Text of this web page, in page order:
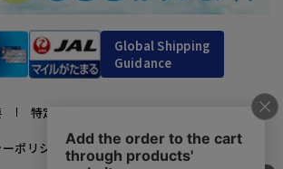
Global Shipping
Guidance
特定商取引法に基づく表示
ポリシー 利用規約 採用情報